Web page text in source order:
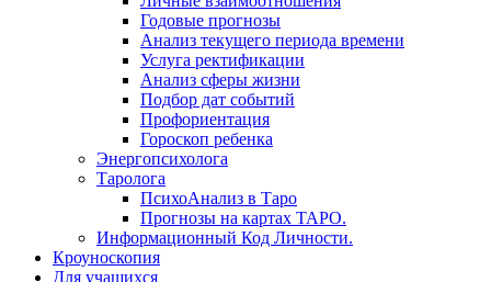
Годовые прогнозы
Анализ текущего периода времени
Услуга ректификации
Анализ сферы жизни
Подбор дат событий
Профориентация
Гороскоп ребенка
Энергопсихолога
Таролога
ПсихоАнализ в Таро
Прогнозы на картах ТАРО.
Информационный Код Личности.
Кроуноскопия
Для учащихся